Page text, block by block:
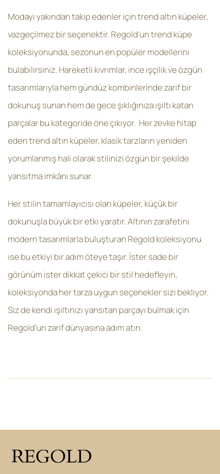
Modayı yakından takip edenler için trend altın küpeler,
vazgeçilmez bir seçenektir. Regold'un trend küpe
koleksiyonunda, sezonun en popüler modellerini
bulabilirsiniz. Hareketli kıvrımlar, ince işçilik ve özgün
tasarımlarıyla hem gündüz kombinlerinde zarif bir
dokunuş sunan hem de gece şıklığınıza ışıltı katan
parçalar bu kategoride öne çıkıyor. Her zevke hitap
eden trend altın küpeler, klasik tarzların yeniden
yorumlanmış hali olarak stilinizi özgün bir şekilde
yansıtma imkânı sunar.
Her stilin tamamlayıcısı olan küpeler, küçük bir
dokunuşla büyük bir etki yaratır. Altının zarafetini
modern tasarımlarla buluşturan Regold koleksiyonu
ise bu etkiyi bir adım öteye taşır. İster sade bir
görünüm ister dikkat çekici bir stil hedefleyin,
koleksiyonda her tarza uygun seçenekler sizi bekliyor.
Siz de kendi ışıltınızı yansıtan parçayı bulmak için
Regold’un zarif dünyasına adım atın.